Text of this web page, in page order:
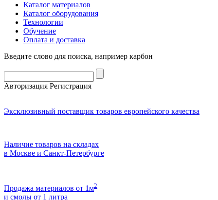
Каталог материалов
Каталог оборудования
Технологии
Обучение
Оплата и доставка
Введите слово для поиска, например карбон
Авторизация Регистрация
Эксклюзивный поставщик товаров европейского качества
Наличие товаров на складах
в Москве и Санкт-Петербурге
Продажа материалов от 1м2
и смолы от 1 литра